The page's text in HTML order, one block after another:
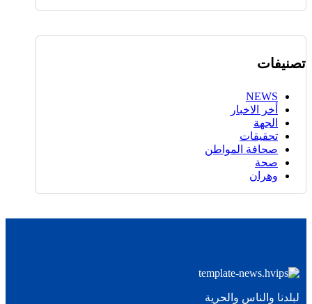
تصنيفات
NEWS
أخر الاخبار
الجهة
تحقيقات
صحافة المواطن
صحة
وهران
لبلدنا والناس والحرية